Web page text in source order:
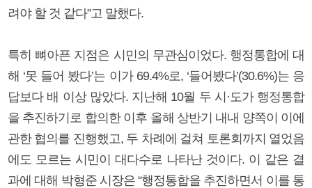
려야 할 것 같다”고 말했다.
특히 뼈아픈 지점은 시민의 무관심이었다. 행정통합에 대
해 ‘못 들어 봤다’는 이가 69.4%로, ‘들어봤다’(30.6%)는 응
답보다 배 이상 많았다. 지난해 10월 두 시·도가 행정통합
을 추진하기로 합의한 이후 올해 상반기 내내 양쪽이 이에
관한 협의를 진행했고, 두 차례에 걸쳐 토론회까지 열었음
에도 모르는 시민이 대다수로 나타난 것이다. 이 같은 결
과에 대해 박형준 시장은 “행정통합을 추진하면서 이를 통